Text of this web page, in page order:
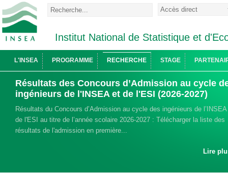
Institut National de Statistique et
L'INSEA PROGRAMME RECHERCHE STAGE
Résultats des Concours d’Admission au cycle
ingénieurs de l'INSEA et de l'ESI (2026-2027)
Résultats du Concours d’Admission au cycle des ingénieurs de
de l'ESI au titre de l’année scolaire 2026-2027 : Télécharger la liste des
résultats de l'admission en première...
Lire